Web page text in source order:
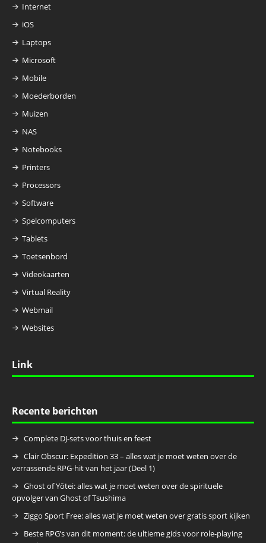
Internet
iOS
Laptops
Microsoft
Mobile
Moederborden
Muizen
NAS
Notebooks
Printers
Processors
Software
Spelcomputers
Tablets
Toetsenbord
Videokaarten
Virtual Reality
Webmail
Websites
Link
Recente berichten
Complete DJ-sets voor thuis en feest
Clair Obscur: Expedition 33 – alles wat je moet weten over de
verrassende RPG-hit van het jaar (Deel 1)
Ghost of Yōtei: alles wat je moet weten over de spirituele
opvolger van Ghost of Tsushima
Ziggo Sport Free: alles wat je moet weten over gratis sport kijken
Beste RPG’s van dit moment: de ultieme gids voor role-playing